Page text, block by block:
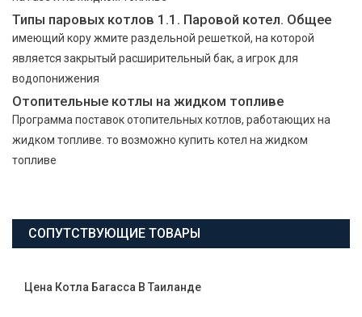
Типы паровых котлов 1.1. Паровой котел. Общее
имеющий кору жмите раздельной решеткой, на которой
является закрытый расширительный бак, а игрок для
водопонижения
Отопительные котлы на жидком топливе
Программа поставок отопительных котлов, работающих на
жидком топливе. то возможно купить котел на жидком
топливе
СОПУТСТВУЮЩИЕ ТОВАРЫ
Цена Котла Багасса В Таиланде